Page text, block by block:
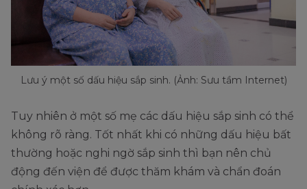
Lưu ý một số dấu hiệu sắp sinh. (Ảnh: Sưu tầm Internet)
Tuy nhiên ở một số mẹ các dấu hiệu sắp sinh có thể
không rõ ràng. Tốt nhất khi có những dấu hiệu bất
thường hoặc nghi ngờ sắp sinh thì bạn nên chủ
động đến viện để được thăm khám và chẩn đoán